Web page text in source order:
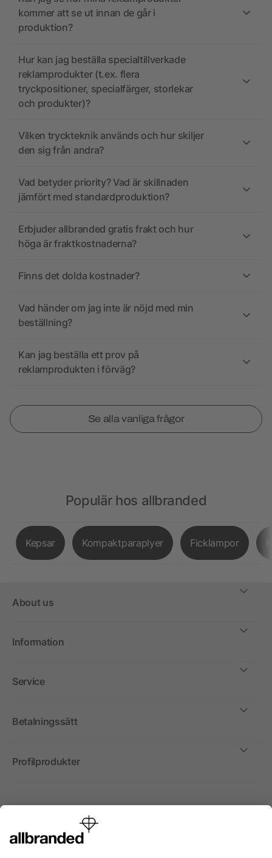
kommer att se ut innan de går i
produktion?
Hur kan jag beställa specialtillverkade
reklamprodukter (t.ex. flera
tryckpositioner, specialfärger, storlekar
och produkter)?
Vilken tryckteknik används och hur skiljer
den sig från andra?
Vad betyder priority? Vad är skillnaden
jämfört med standardproduktion?
Erbjuder allbranded gratis frakt och hur
höga är fraktkostnaderna?
Finns det dolda kostnader?
Vad händer om jag inte är nöjd med min
beställning?
Kan jag beställa ett prov på
reklamprodukten i förväg?
Se alla vanliga frågor
Populär hos allbranded
Kepsar Kompaktparaplyer Ficklampor
About us
Information
Service
Betalningssätt
Profilprodukter
Internationellt